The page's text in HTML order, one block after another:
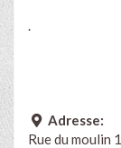
Adresse:
Rue du moulin